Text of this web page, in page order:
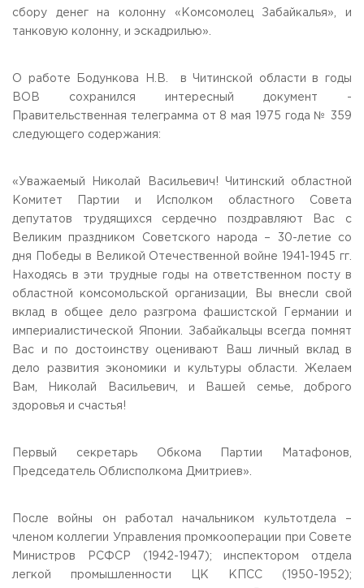
сбору денег на колонну «Комсомолец Забайкалья», и
танковую колонну, и эскадрилью».
О работе Бодункова Н.В. в Читинской области в годы
ВОВ сохранился интересный документ -
Правительственная телеграмма от 8 мая 1975 года № 359
следующего содержания:
«Уважаемый Николай Васильевич! Читинский областной
Комитет Партии и Исполком областного Совета
депутатов трудящихся сердечно поздравляют Вас с
Великим праздником Советского народа – 30-летие со
дня Победы в Великой Отечественной войне 1941-1945 гг.
Находясь в эти трудные годы на ответственном посту в
областной комсомольской организации, Вы внесли свой
вклад в общее дело разгрома фашистской Германии и
империалистической Японии. Забайкальцы всегда помнят
Вас и по достоинству оценивают Ваш личный вклад в
дело развития экономики и культуры области. Желаем
Вам, Николай Васильевич, и Вашей семье, доброго
здоровья и счастья!
Первый секретарь Обкома Партии Матафонов,
Председатель Облисполкома Дмитриев».
После войны он работал начальником культотдела –
членом коллегии Управления промкооперации при Совете
Министров РСФСР (1942-1947); инспектором отдела
легкой промышленности ЦК КПСС (1950-1952);